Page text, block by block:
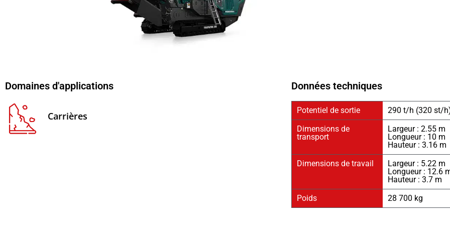
Domaines d'applications
Carrières
Données techniques
Potentiel de sortie
290 t/h (320 st/
Dimensions de
transport
Largeur : 2.55 m
Longueur : 10 m
Hauteur : 3.16 m
Dimensions de travail
Largeur : 5.22 m
Longueur : 12.6
Hauteur : 3.7 m
Poids
28 700 kg